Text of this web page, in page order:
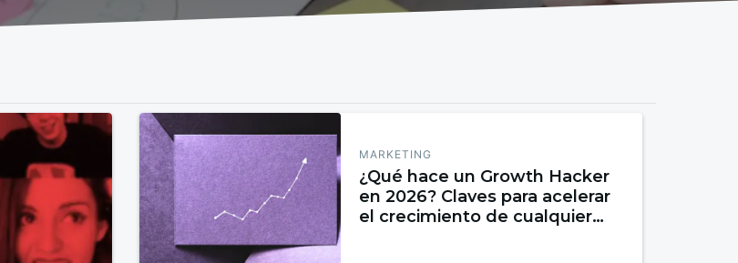
MARKETING
¿Qué hace un Growth Hacker
en 2026? Claves para acelerar
el crecimiento de cualquier